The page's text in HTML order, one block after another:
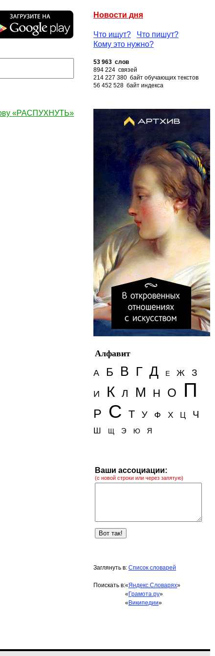
Новости дня
Что ищут?
Что пишут?
Кому это нужно?
53 963 слов
894 224 связей
214 227 380 байт обучающих текстов
56 452 528 байт индекса
«РАСПУХНУТЬ»
Алфавит
А
Б В Г Д Е Ж З
И К Л М Н О П
Р С Т У Ф Х Ц Ч
Ш Щ Э Ю Я
Ваши ассоциации:
(с новой строки или через запятую)
Заглянуть в: Список словарей
Поискать в:«Яндекс.Словарях»
« Грамота.ру»
« Википедии»